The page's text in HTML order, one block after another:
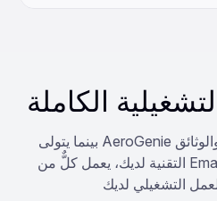
الكاملة
بينما يتولى AeroGenie إدارة الرؤى الاستراتيجية والوثائق
التقنية لديك، يعمل كلٌّ من Email AI وInventory AI على